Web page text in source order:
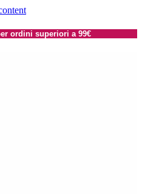
ordini superiori a 99€